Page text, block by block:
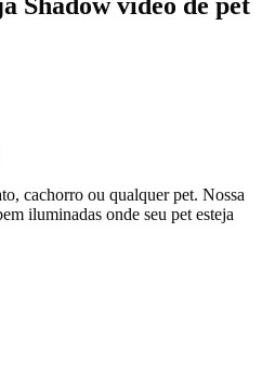
cachorro ou qualquer pet. Nossa
iluminadas onde seu pet esteja